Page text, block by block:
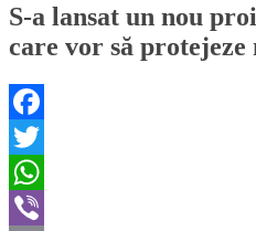
S-a lansat un nou
care vor să protejeze
Facebook
Twitter
WhatsApp